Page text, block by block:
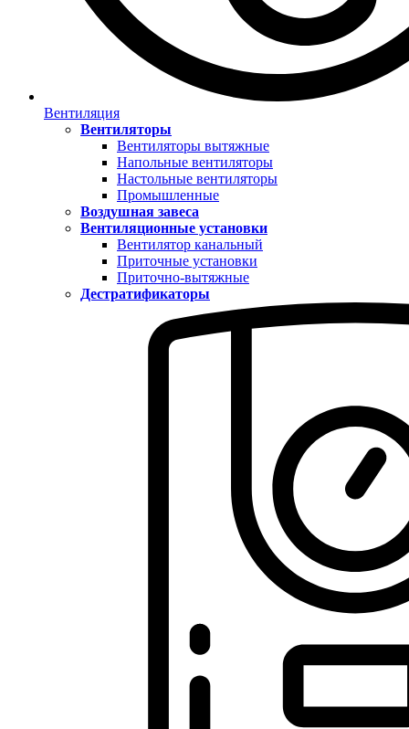
Вентиляция
Вентиляторы
Вентиляторы вытяжные
Напольные вентиляторы
Настольные вентиляторы
Промышленные
Воздушная завеса
Вентиляционные установки
Вентилятор канальный
Приточные установки
Приточно-вытяжные
Дестратификаторы